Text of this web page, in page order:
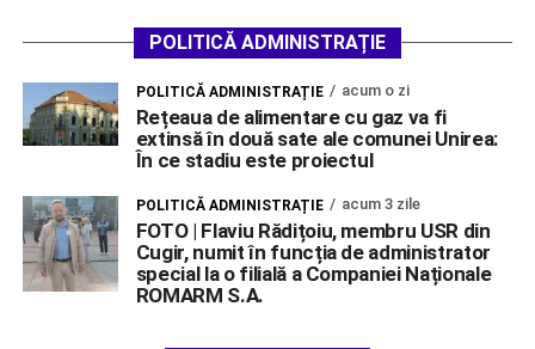
POLITICĂ ADMINISTRAȚIE
POLITICĂ ADMINISTRAȚIE acum o zi
Rețeaua de alimentare cu gaz va fi
extinsă în două sate ale comunei Unirea:
În ce stadiu este proiectul
POLITICĂ ADMINISTRAȚIE acum 3 zile
FOTO | Flaviu Rădițoiu, membru USR din
Cugir, numit în funcția de administrator
special la o filială a Companiei Naționale
ROMARM S.A.